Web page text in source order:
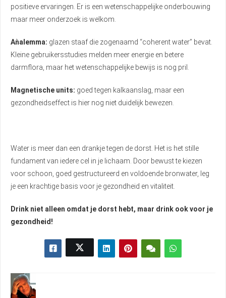
positieve ervaringen. Er is een wetenschappelijke onderbouwing
maar meer onderzoek is welkom.
Aǹalemma: glazen staaf die zogenaamd “coherent water” bevat.
Kleine gebruikersstudies melden meer energie en betere
darmflora, maar het wetenschappelijke bewijs is nog pril.
Magnetische units: goed tegen kalkaanslag, maar een
gezondheidseffect is hier nog niet duidelijk bewezen.
Water is meer dan een drankje tegen de dorst. Het is het stille
fundament van iedere cel in je lichaam. Door bewust te kiezen
voor schoon, goed gestructureerd en voldoende bronwater, leg
je een krachtige basis voor je gezondheid en vitaliteit.
Drink niet alleen omdat je dorst hebt, maar drink ook voor je
gezondheid!